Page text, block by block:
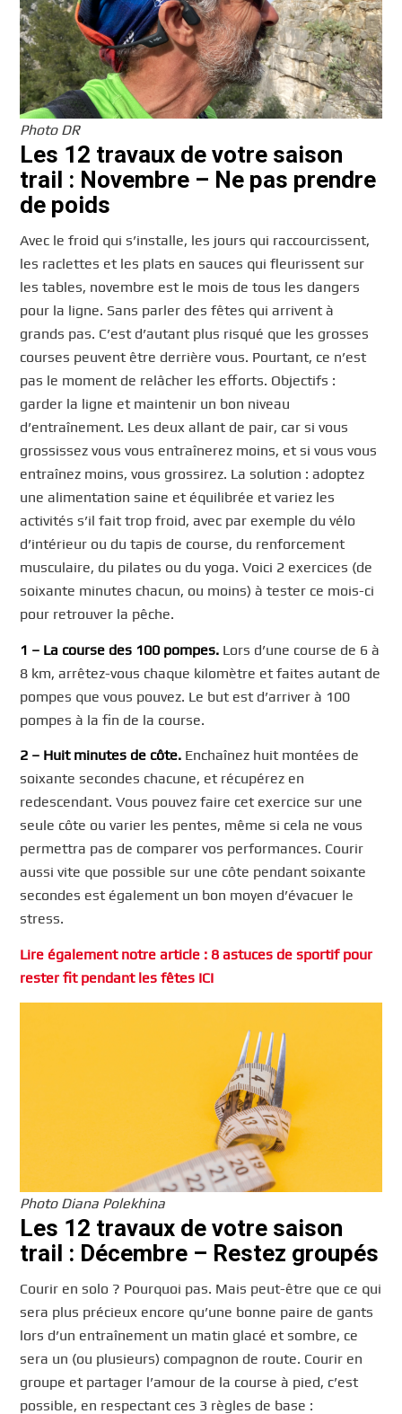
Photo DR
Les 12 travaux de votre saison
trail : Novembre – Ne pas prendre
de poids
Avec le froid qui s’installe, les jours qui raccourcissent,
les raclettes et les plats en sauces qui fleurissent sur
les tables, novembre est le mois de tous les dangers
pour la ligne. Sans parler des fêtes qui arrivent à
grands pas. C’est d’autant plus risqué que les grosses
courses peuvent être derrière vous. Pourtant, ce n’est
pas le moment de relâcher les efforts. Objectifs :
garder la ligne et maintenir un bon niveau
d’entraînement. Les deux allant de pair, car si vous
grossissez vous vous entraînerez moins, et si vous vous
entraînez moins, vous grossirez. La solution : adoptez
une alimentation saine et équilibrée et variez les
activités s’il fait trop froid, avec par exemple du vélo
d’intérieur ou du tapis de course, du renforcement
musculaire, du pilates ou du yoga. Voici 2 exercices (de
soixante minutes chacun, ou moins) à tester ce mois-ci
pour retrouver la pêche.
1 – La course des 100 pompes. Lors d’une course de 6 à
8 km, arrêtez-vous chaque kilomètre et faites autant de
pompes que vous pouvez. Le but est d’arriver à 100
pompes à la fin de la course.
2 – Huit minutes de côte. Enchaînez huit montées de
soixante secondes chacune, et récupérez en
redescendant. Vous pouvez faire cet exercice sur une
seule côte ou varier les pentes, même si cela ne vous
permettra pas de comparer vos performances. Courir
aussi vite que possible sur une côte pendant soixante
secondes est également un bon moyen d’évacuer le
stress.
Lire également notre article : 8 astuces de sportif pour
rester fit pendant les fêtes ICI
Photo Diana Polekhina
Les 12 travaux de votre saison
trail : Décembre – Restez groupés
Courir en solo ? Pourquoi pas. Mais peut-être que ce qui
sera plus précieux encore qu’une bonne paire de gants
lors d’un entraînement un matin glacé et sombre, ce
sera un (ou plusieurs) compagnon de route. Courir en
groupe et partager l’amour de la course à pied, c’est
possible, en respectant ces 3 règles de base :